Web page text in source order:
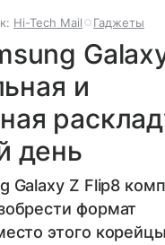
Hi-Tech Mail Гаджеты
и
день
Galaxy Z Flip8
формат
этого